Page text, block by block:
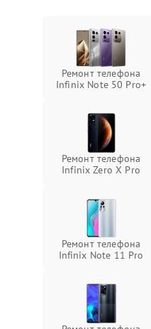
Ремонт телефона
Infinix Note 50 Pro+
Ремонт телефона
Infinix Zero X Pro
Ремонт телефона
Infinix Note 11 Pro